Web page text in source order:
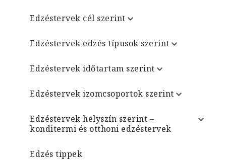
Edzéstervek cél szerint
Edzéstervek edzés típusok szerint
Edzéstervek időtartam szerint
Edzéstervek izomcsoportok szerint
Edzéstervek helyszín szerint –
konditermi és otthoni edzéstervek
Edzés tippek